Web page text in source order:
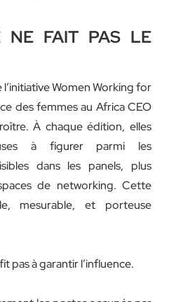
NE FAIT PAS LE
Women Working for
des femmes au Africa CEO
À chaque édition, elles
à figurer parmi les
dans les panels, plus
de networking. Cette
mesurable, et porteuse
pas à garantir l’influence.